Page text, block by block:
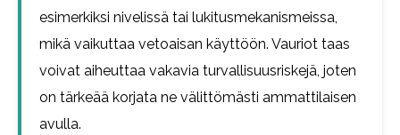
esimerkiksi nivelissä tai lukitusmekanismeissa,
mikä vaikuttaa vetoaisan käyttöön. Vauriot taas
voivat aiheuttaa vakavia turvallisuusriskejä, joten
on tärkeää korjata ne välittömästi ammattilaisen
avulla.